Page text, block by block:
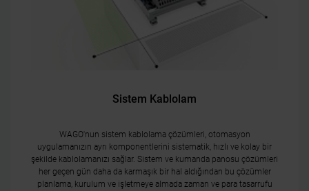
Sistem Kablolam
WAGO'nun sistem kablolama çözümleri, otomasyon
uygulamanızın ayrı komponentlerini sistematik, hızlı ve kolay bir
şekilde kablolamanızı sağlar. Sistem ve kumanda panosu çözümleri
her geçen gün daha da karmaşık bir hal aldığından bu çözümler
planlama, kurulum ve işletmeye almada zaman ve para tasarrufu